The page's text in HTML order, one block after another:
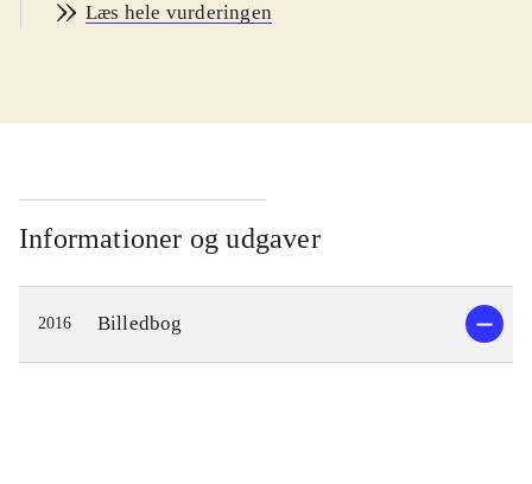
dyreunge fra en verdensdel eller pol.
myreslugeren Johan, elefanten Ella,
Fakta om dyret optræder sideløbende
med fortællingen. Efter hvert kapitel
er der to dobbeltsider med fakta om
dyrets familie (biologi), og andre dyr
fra verdensdelen
Skøn dyrebog med mange timers
Læs hele vurderingen
Informationer og udgaver
2016 Billedbog